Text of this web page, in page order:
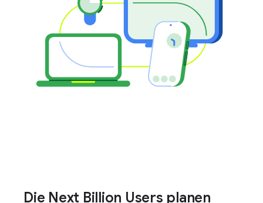
Die Next Billion Users planen